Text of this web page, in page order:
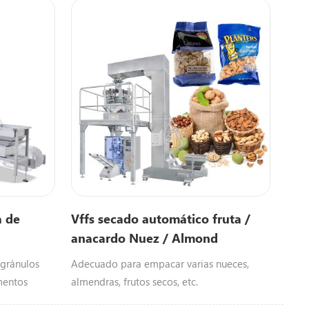
de
Vffs secado automático fruta /
anacardo Nuez / Almond
máquina de embalaje
Adecuado para empacar varias nueces,
almendras, frutos secos, etc.